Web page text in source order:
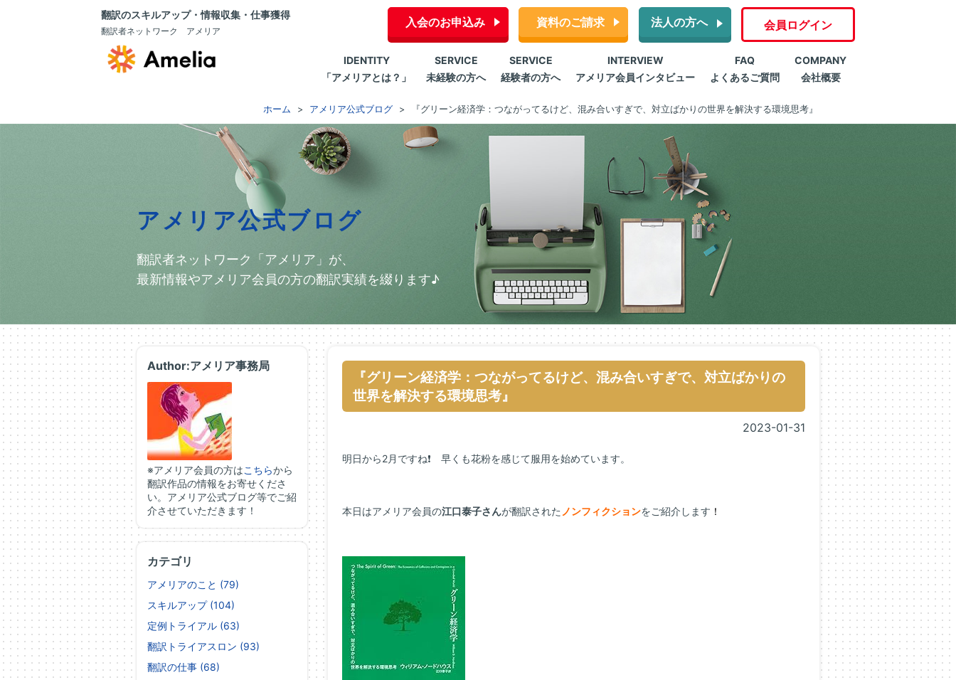
翻訳のスキルアップ・情報収集・仕事獲得
翻訳者ネットワーク アメリア
入会のお申込み 資料のご請求 法人の方へ 会員ログイン
IDENTITY
「アメリアとは？」
SERVICE
未経験の方へ
SERVICE
経験者の方へ
INTERVIEW
アメリア会員インタビュー
FAQ
よくあるご質問
COMPANY
会社概要
ホーム アメリア公式ブログ 『グリーン経済学：つながってるけど、混み合いすぎで、対立ばかりの世界を解決する環境思考』
アメリア公式ブログ
翻訳者ネットワーク「アメリア」が、
最新情報やアメリア会員の方の翻訳実績を綴ります♪
『グリーン経済学：つながってるけど、混み合いすぎで、対立ばかりの
世界を解決する環境思考』
2023-01-31
明日から2月ですね❗ 早くも花粉を感じて服用を始めています。
本日はアメリア会員の江口泰子さんが翻訳された ノンフィクションをご紹介します ！
Author:アメリア事務局
※アメリア会員の方はこちらから
翻訳作品の情報をお寄せくださ
い。アメリア公式ブログ等でご紹
介させていただきます！
カテゴリ
アメリアのこと (79)
スキルアップ (104)
定例トライアル (63)
翻訳トライアスロン (93)
翻訳の仕事 (68)